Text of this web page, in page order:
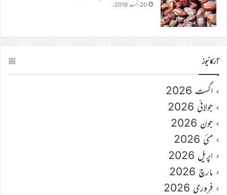
20 اگست 2019ء
آرکائیوز
اگست 2026
جولائی 2026
جون 2026
مئی 2026
اپریل 2026
مارچ 2026
فروری 2026